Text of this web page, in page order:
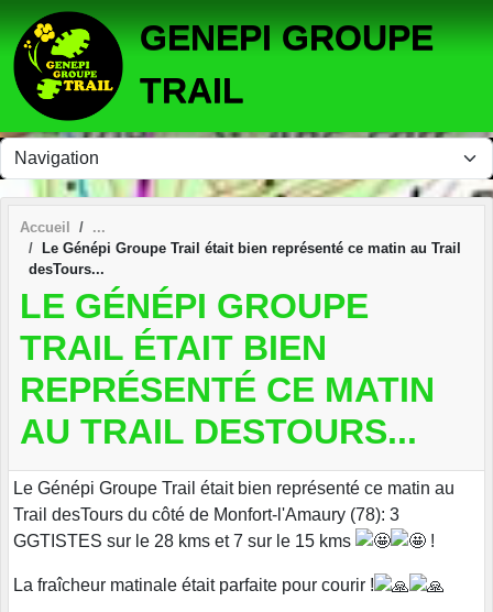
GENEPI GROUPE
TRAIL
Accueil
Le Génépi Groupe Trail était bien représenté ce matin au Trail
desTours...
LE GÉNÉPI GROUPE
TRAIL ÉTAIT BIEN
REPRÉSENTÉ CE MATIN
AU TRAIL DESTOURS...
Le Génépi Groupe Trail était bien représenté ce matin au
Trail desTours du côté de Monfort-l'Amaury (78): 3
GGTISTES sur le 28 kms et 7 sur le 15 kms
!
La fraîcheur matinale était parfaite pour courir !
Panneau de gestion des cookies